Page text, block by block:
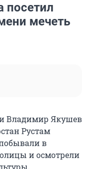
посетил
мечеть
Владимир Якушев
Рустам
в
и осмотрели